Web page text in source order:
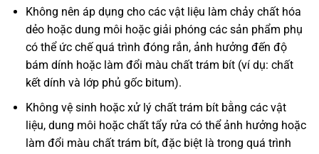
Không nên áp dụng cho các vật liệu làm chảy chất hóa
dẻo hoặc dung môi hoặc giải phóng các sản phẩm phụ
có thể ức chế quá trình đóng rắn, ảnh hưởng đến độ
bám dính hoặc làm đổi màu chất trám bít (ví dụ: chất
kết dính và lớp phủ gốc bitum).
Không vệ sinh hoặc xử lý chất trám bít bằng các vật
liệu, dung môi hoặc chất tẩy rửa có thể ảnh hưởng hoặc
làm đổi màu chất trám bít, đặc biệt là trong quá trình